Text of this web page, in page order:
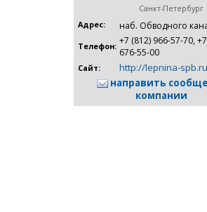
Санкт-Петербург
Адрес:
наб. Обводного
Телефон: +7 (812) 966-57-70,
676-55-00
Сайт:
http://lepnina-spb.ru
направить
компании